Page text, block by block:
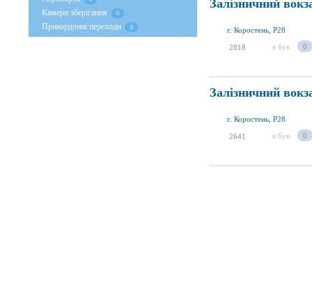
Залізничний
г. Коростень, P28
2818 я був 0
Залізничний
г. Коростень, P28
2641 я був 0
Камери зберігання 0
Прикордонні переходи 0